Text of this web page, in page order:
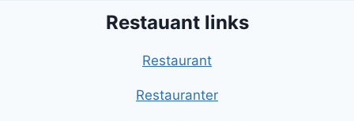
Restauant links
Restaurant
Restauranter